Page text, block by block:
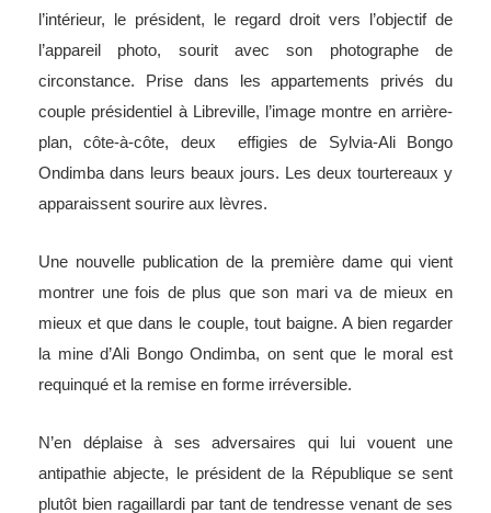
l’intérieur, le président, le regard droit vers l’objectif de
l’appareil photo, sourit avec son photographe de
circonstance. Prise dans les appartements privés du
couple présidentiel à Libreville, l’image montre en arrière-
plan, côte-à-côte, deux effigies de Sylvia-Ali Bongo
Ondimba dans leurs beaux jours. Les deux tourtereaux y
apparaissent sourire aux lèvres.
Une nouvelle publication de la première dame qui vient
montrer une fois de plus que son mari va de mieux en
mieux et que dans le couple, tout baigne. A bien regarder
la mine d’Ali Bongo Ondimba, on sent que le moral est
requinqué et la remise en forme irréversible.
N’en déplaise à ses adversaires qui lui vouent une
antipathie abjecte, le président de la République se sent
plutôt bien ragaillardi par tant de tendresse venant de ses